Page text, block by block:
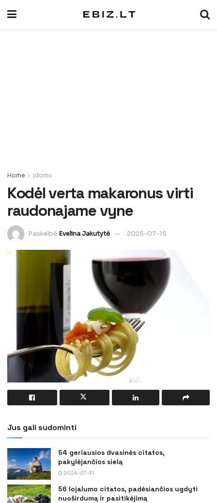
Home Įdomu
Kodėl verta makaronus virti
raudonajame vyne
Paskelbė Evelina Jakutytė 2025-07-15
Jus gali sudominti
54 geriausios dvasinės citatos,
pakylėjančios sielą
2026-07-31
56 lojalumo citatos, padėsiančios ugdyti
nuoširdumą ir pasitikėjimą